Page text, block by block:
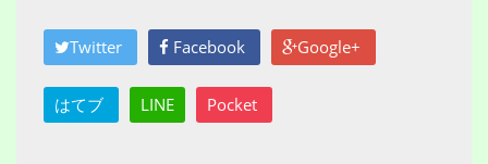
Twitter Facebook Google+
はてブ LINE Pocket